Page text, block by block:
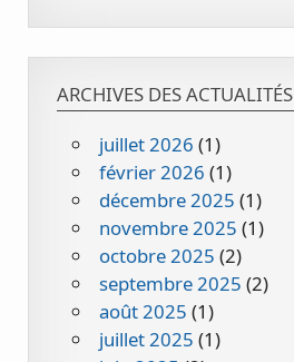
ARCHIVES DES ACTUALITÉS
juillet 2026 (1)
février 2026 (1)
décembre 2025 (1)
novembre 2025 (1)
octobre 2025 (2)
septembre 2025 (2)
août 2025 (1)
juillet 2025 (1)